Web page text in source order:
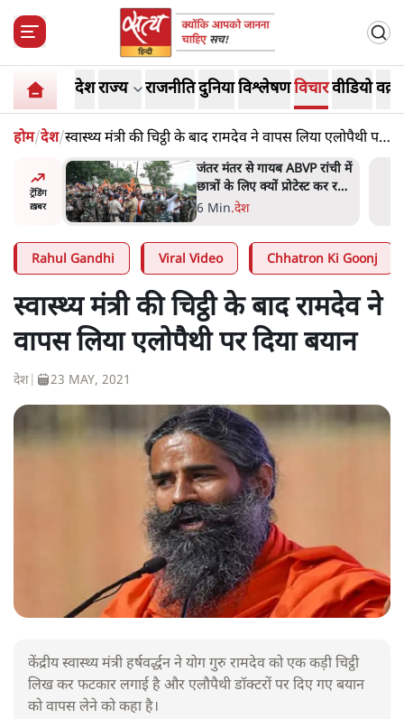
देशराज्य राजनीतिदुनियाविश्लेषणविचारवीडियो
होम/देश/स्वास्थ्य मंत्री की चिट्ठी के बाद रामदेव ने वापस लिया एलोपैथी पर
दिया बयान
ट्रेंडिंग
ख़बर
बीजेपी-
अटकलें
जंतर मंतर से गायब ABVP रांची में
छात्रों के लिए क्यों प्रोटेस्ट कर रही
है
6 Min.देश
Rahul Gandhi Viral Video Chhatron Ki Goonj
स्वास्थ्य मंत्री की चिट्ठी के बाद रामदेव ने
वापस लिया एलोपैथी पर दिया बयान
देश 23 MAY, 2021
केंद्रीय स्वास्थ्य मंत्री हर्षवर्द्धन ने योग गुरु रामदेव को एक कड़ी चिट्ठी
लिख कर फटकार लगाई है और एलौपैथी डॉक्टरों पर दिए गए बयान
को वापस लेने को कहा है।